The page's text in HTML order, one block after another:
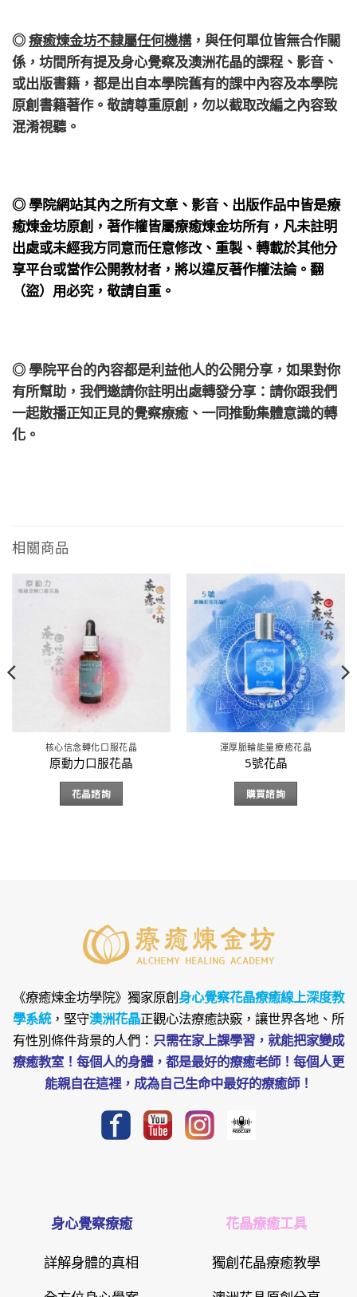
◎療癒煉金坊不隸屬任何機構， 與任何單位皆無合作關
係， 坊間所有提及身心覺察及澳洲花晶的課程、影音、
或出版書籍，都是出自本學院舊有的課中內容及本學院
原創書籍著作。敬請尊重原創，勿以截取改編之內容致
混淆視聽。
◎ 學院網站其內之所有文章、影音、出版作品中皆是療
癒煉金坊原創，著作權皆屬療癒煉金坊所有，凡未註明
出處或未經我方同意而任意修改、重製、轉載於其他分
享平台或當作公開教材者，將以違反著作權法論。翻
（盜）用必究，敬請自重。
◎ 學院平台的內容都是利益他人的公開分享，如果對你
有所幫助，我們邀請你註明出處轉發分享：請你跟我們
一起散播正知正見的覺察療癒、一同推動集體意識的轉
化。
相關商品
核心信念轉化口服花晶
原動力口服花晶
花晶諮詢
渾厚脈輪能量療癒花晶
5號花晶
購買諮詢
《療癒煉金坊學院》 獨家原創身心覺察花晶療癒線上深度教
學系統，堅守澳洲花晶正觀心法療癒訣竅，讓世界各地、所
有性別條件背景的人們： 只需在家上課學習，就能把家變成
療癒教室！每個人的身體，都是最好的療癒老師！每個人更
能親自在這裡，成為自己生命中最好的療癒師！
身心覺察療癒
詳解身體的真相
花晶療癒工具
獨創花晶療癒教學